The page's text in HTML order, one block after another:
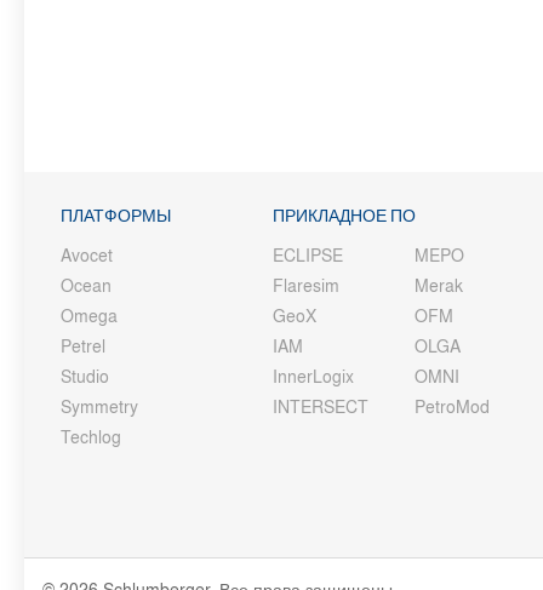
ПЛАТФОРМЫ
Avocet
Ocean
Omega
Petrel
Studio
Symmetry
Techlog
ПРИКЛАДНОЕ ПО
ECLIPSE
Flaresim
GeoX
IAM
InnerLogix
INTERSECT
MEPO
Merak
OFM
OLGA
OMNI
PetroMod